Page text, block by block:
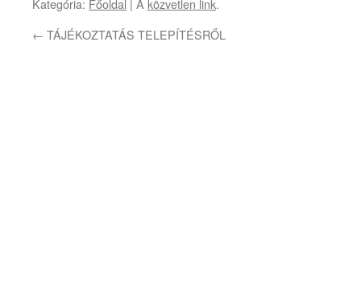
Kategória: Főoldal | A közvetlen link.
← TÁJÉKOZTATÁS TELEPÍTÉSRŐL